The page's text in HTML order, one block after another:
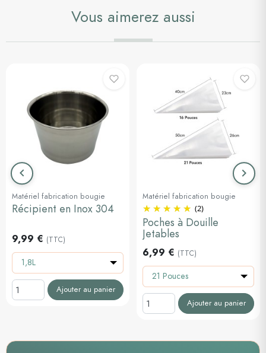
Vous aimerez aussi
Précédent
keyboard_arrow_left
Matériel fabrication bougie
Récipient en Inox 304
9,99 € (TTC)
1,8L
Ajouter au panier
Matériel fabrication bougie
(2)
Poches à Douille
Jetables
6,99 € (TTC)
21 Pouces
Ajouter au panier
keyboard_arrow_right